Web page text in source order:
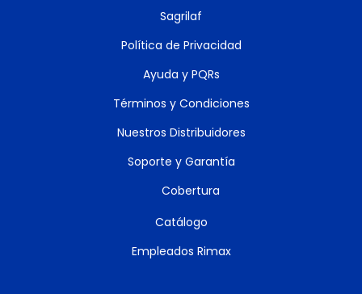
Sagrilaf
Política de Privacidad
Ayuda y PQRs
Términos y Condiciones
Nuestros Distribuidores
Soporte y Garantía
Cobertura
Catálogo
Empleados Rimax